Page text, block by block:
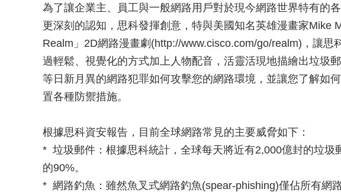
為了讓企業主、員工與一般網路用戶對於現今網路世界特有的
更深刻的認知，思科發揮創意，特與美國知名英雄漫畫家Mike
Realm」2D網路漫畫劇(http://www.cisco.com/go/realm)，讓思
過輕鬆、視覺化的方式加上人物配音，活靈活現地描繪出垃圾
等日新月異的網路犯罪如何攻擊您的網路環境，並讓您了解如
置各種防禦措施。
根據思科資安報告，目前全球網路常見的主要威脅如下：
* 垃圾郵件：根據思科統計，全球每天將近有2,000億封的垃圾
的90%。
* 網路釣魚：雖然魚叉式網路釣魚(spear-phishing)僅佔所有網